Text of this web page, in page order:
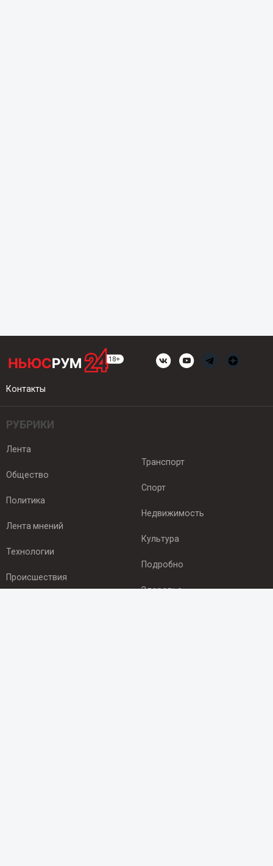
Контакты
РУБРИКИ
Лента
Общество
Политика
Лента мнений
Технологии
Происшествия
Транспорт
Спорт
Недвижимость
Культура
Подробно
Здоровье